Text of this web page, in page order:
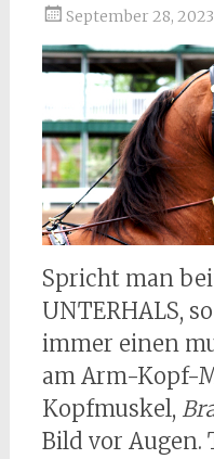
September 28, 2023
Spricht man
UNTERHALS,
immer einen
am Arm-Kopf-
Kopfmuskel,
Bild vor Augen.